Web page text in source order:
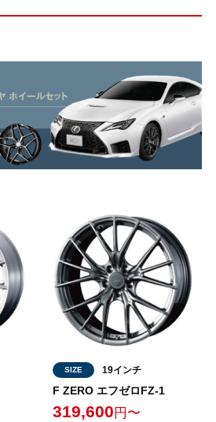
SIZE 19インチ
F ZERO エフゼロFZ-1
319,600 円〜